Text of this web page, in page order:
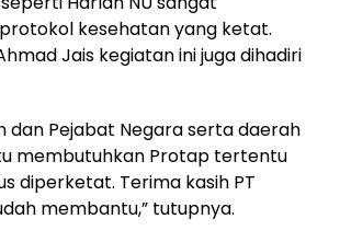
kesehatan yang ketat.
Jais kegiatan ini juga dihadiri
dan Pejabat Negara serta daerah
membutuhkan Protap tertentu
diperketat. Terima kasih PT
membantu,” tutupnya.